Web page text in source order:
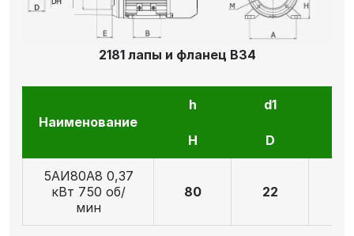
2181 лапы и фланец В34
Наименование
h d1
H D
5АИ80А8 0,37
кВт 750 об/
мин
80 22